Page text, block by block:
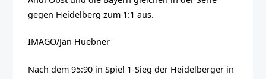
gegen Heidelberg zum 1:1 aus.
IMAGO/Jan Huebner
Nach dem 95:90 in Spiel 1-Sieg der Heidelberger in